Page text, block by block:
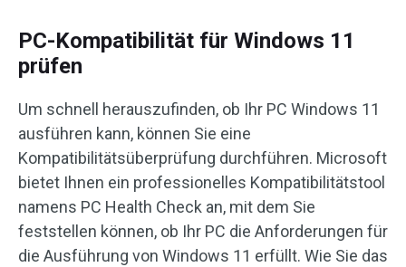
PC-Kompatibilität für Windows 11
prüfen
Um schnell herauszufinden, ob Ihr PC Windows 11
ausführen kann, können Sie eine
Kompatibilitätsüberprüfung durchführen. Microsoft
bietet Ihnen ein professionelles Kompatibilitätstool
namens PC Health Check an, mit dem Sie
feststellen können, ob Ihr PC die Anforderungen für
die Ausführung von Windows 11 erfüllt. Wie Sie das